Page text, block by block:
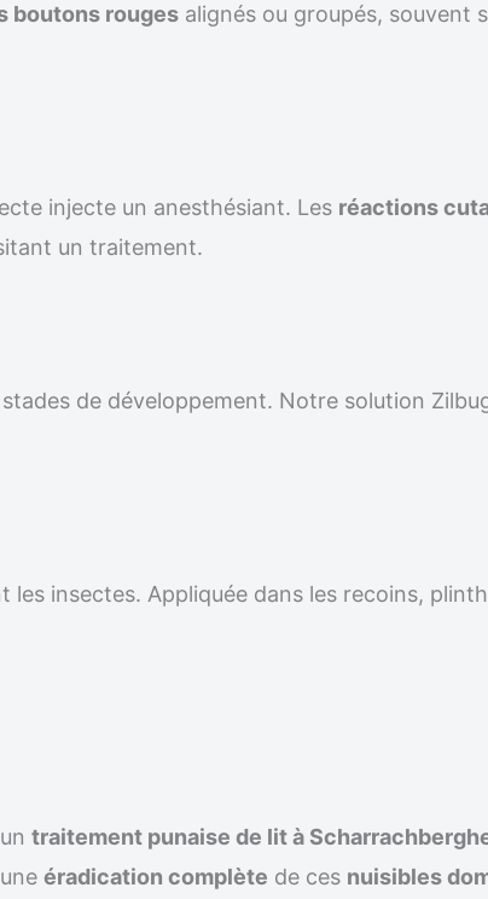
boutons rouges alignés ou groupés, souvent
injecte un anesthésiant. Les réactions
un traitement.
de développement. Notre solution
insectes. Appliquée dans les recoins,
traitement punaise de lit à
éradication complète de ces nuisibles